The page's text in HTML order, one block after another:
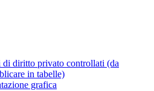
di diritto privato controllati (da
in tabelle)
grafica